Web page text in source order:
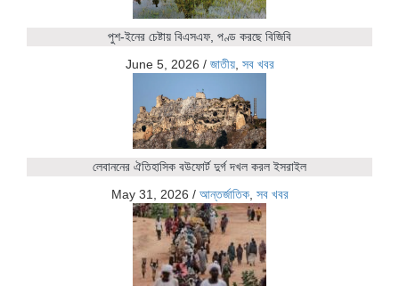
পুশ-ইনের চেষ্টায় বিএসএফ, পণ্ড করছে বিজিবি
June 5, 2026 / জাতীয়, সব খবর
লেবাননের ঐতিহাসিক বউফোর্ট দুর্গ দখল করল ইসরাইল
May 31, 2026 / আন্তর্জাতিক, সব খবর